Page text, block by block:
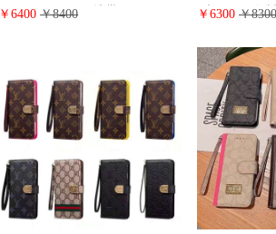
iphone17pro/17air携帯ケース カ
レデイース 大人気 Google
pixel9/9proケース ブランド
￥6400￥8400
ブリーク 布
ケース スラ
ド収納 CDロ
クシー s25/
体 多機能 お
￥6300 ￥8300